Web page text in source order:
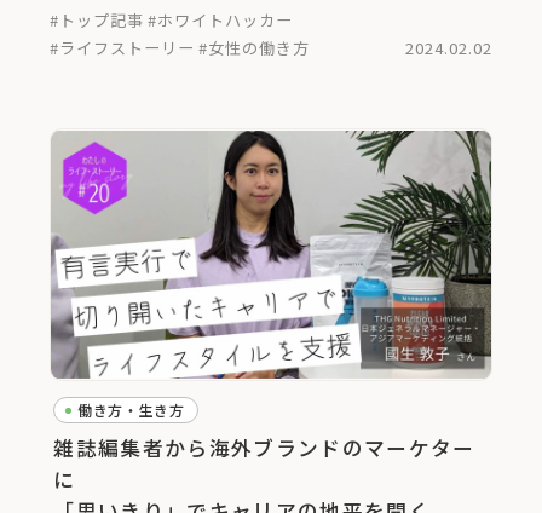
#トップ記事 #ホワイトハッカー
#ライフストーリー #女性の働き方 2024.02.02
働き方・生き方
雑誌編集者から海外ブランドのマーケター
に